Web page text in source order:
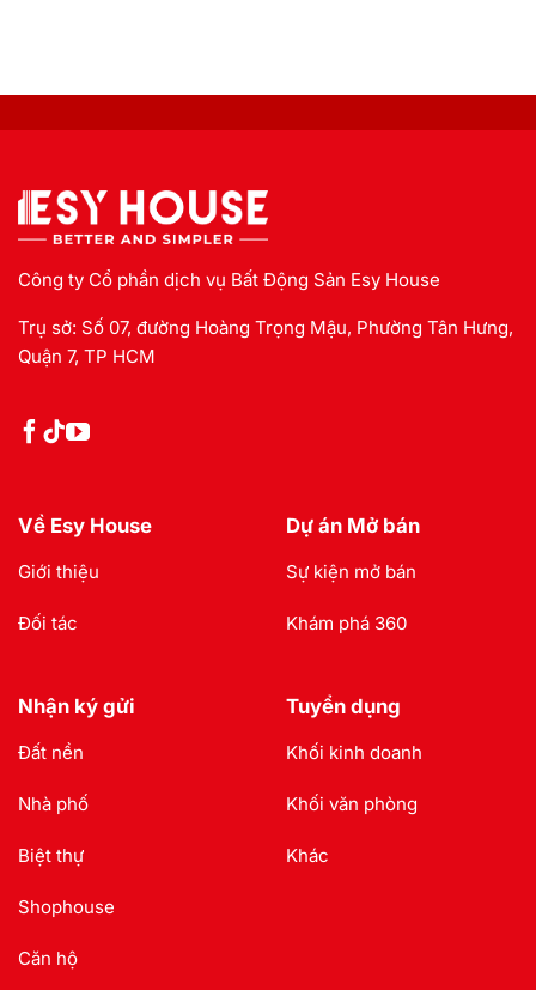
Công ty Cổ phần dịch vụ Bất Động Sản Esy House
Trụ sở: Số 07, đường Hoàng Trọng Mậu, Phường Tân Hưng,
Quận 7, TP HCM
Về Esy House
Giới thiệu
Đối tác
Dự án Mở bán
Sự kiện mở bán
Khám phá 360
Nhận ký gửi
Đất nền
Nhà phố
Biệt thự
Shophouse
Căn hộ
Tuyển dụng
Khối kinh doanh
Khối văn phòng
Khác